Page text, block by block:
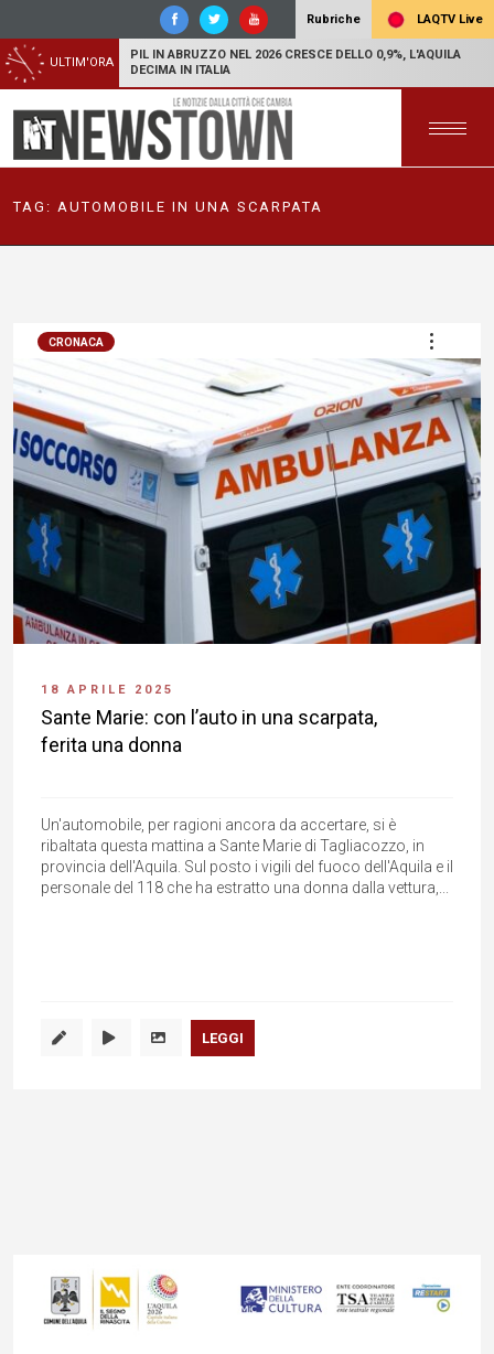
Rubriche LAQTV Live
ULTIM'ORA
PIL IN ABRUZZO NEL 2026 CRESCE DELLO 0,9%, L'AQUILA
DECIMA IN ITALIA
TAG: AUTOMOBILE IN UNA SCARPATA
CRONACA
18 APRILE 2025
Sante Marie: con l’auto in una scarpata,
ferita una donna
Un'automobile, per ragioni ancora da accertare, si è
ribaltata questa mattina a Sante Marie di Tagliacozzo, in
provincia dell'Aquila. Sul posto i vigili del fuoco dell'Aquila e il
personale del 118 che ha estratto una donna dalla vettura,...
LEGGI